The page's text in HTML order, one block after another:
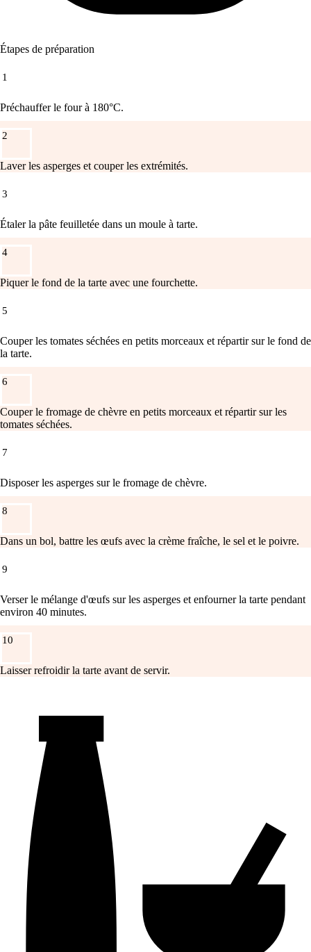
Étapes de préparation
1
Préchauffer le four à 180°C.
2
Laver les asperges et couper les extrémités.
3
Étaler la pâte feuilletée dans un moule à tarte.
4
Piquer le fond de la tarte avec une fourchette.
5
Couper les tomates séchées en petits morceaux et répartir sur le fond de
la tarte.
6
Couper le fromage de chèvre en petits morceaux et répartir sur les
tomates séchées.
7
Disposer les asperges sur le fromage de chèvre.
8
Dans un bol, battre les œufs avec la crème fraîche, le sel et le poivre.
9
Verser le mélange d'œufs sur les asperges et enfourner la tarte pendant
environ 40 minutes.
10
Laisser refroidir la tarte avant de servir.